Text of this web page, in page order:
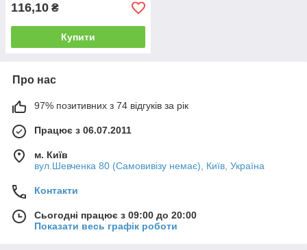
116,10 ₴
Купити
Про нас
97% позитивних з 74 відгуків за рік
Працює з 06.07.2011
м. Київ
вул.Шевченка 80 (Самовивізу немає), Київ, Україна
Контакти
Сьогодні працює з 09:00 до 20:00
Показати весь графік роботи